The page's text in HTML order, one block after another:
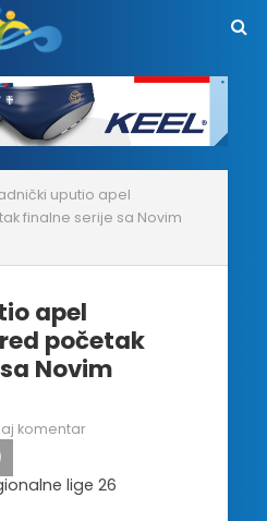
uputio apel
finalne serije sa Novim
apel
početak
Novim
komentar